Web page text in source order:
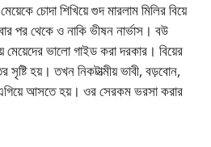
চোদা শিখিয়ে গুদ মারলাম মিলির বিয়ে
পর থেকে ও নাকি ভীষন নার্ভাস। বউ
ভালো গাইড করা দরকার। বিয়ের
হয়। তখন নিকটাত্মীয় ভাবী, বড়বোন,
এগিয়ে আসতে হয়। ওর সেরকম ভরসা করার